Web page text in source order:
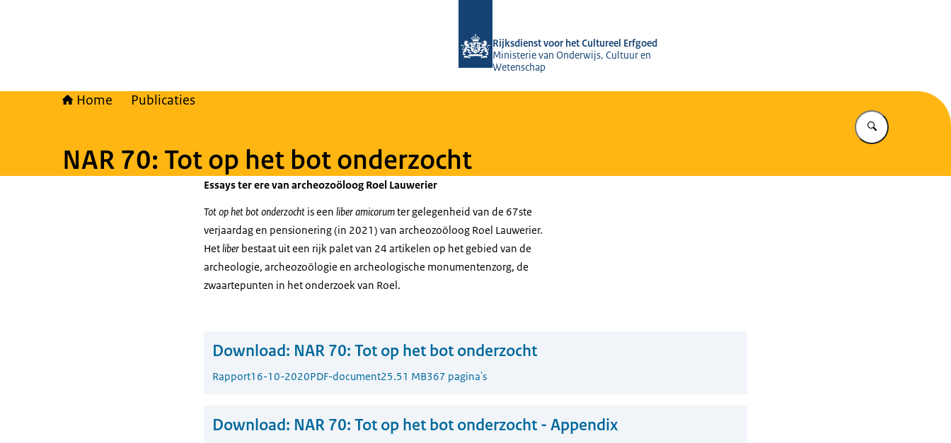
Rijksdienst voor het Cultureel Erfgoed
Ministerie van Onderwijs, Cultuur en
Wetenschap
Home Publicaties
Vul in wat u
NAR 70: Tot op het bot onderzocht
Essays ter ere van archeozoöloog Roel Lauwerier
Tot op het bot onderzocht is een liber amicorumter gelegenheid van de 67ste
verjaardag en pensionering (in 2021) van archeozoöloog Roel Lauwerier.
Hetliber bestaat uit een rijk palet van 24 artikelen op het gebied van de
archeologie, archeozoölogie en archeologische monumentenzorg, de
zwaartepunten in het onderzoek van Roel.
Download: NAR 70: Tot op het bot onderzocht
Rapport16-10-2020PDF-document25.51 MB367 pagina's
Download: NAR 70: Tot op het bot onderzocht - Appendix